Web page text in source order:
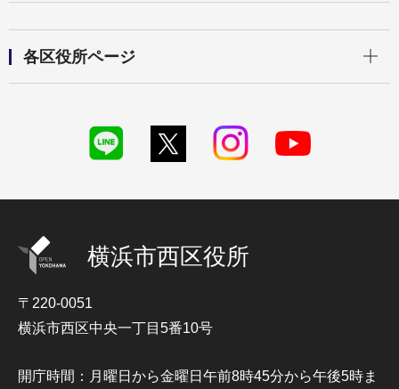
各区役所ページ
横浜市西区役所
〒220-0051
横浜市西区中央一丁目5番10号
開庁時間：月曜日から金曜日午前8時45分から午後5時ま